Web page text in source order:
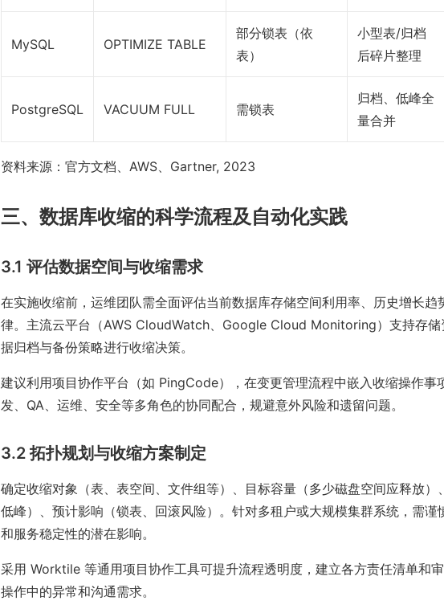
MySQL OPTIMIZE TABLE
部分锁表（依
表）
小型表/归档
后碎片整理
PostgreSQL VACUUM FULL 需锁表
归档、低峰全
量合并
资料来源：官方文档、AWS、Gartner, 2023
三、数据库收缩的科学流程及自动化实践
3.1 评估数据空间与收缩需求
在实施收缩前，运维团队需全面评估当前数据库存储空间利用率、历史增长趋
律。主流云平台（AWS CloudWatch、Google Cloud Monitoring）支持存储
据归档与备份策略进行收缩决策。
建议利用项目协作平台（如 PingCode），在变更管理流程中嵌入收缩操作事
发、QA、运维、安全等多角色的协同配合，规避意外风险和遗留问题。
3.2 拓扑规划与收缩方案制定
确定收缩对象（表、表空间、文件组等）、目标容量（多少磁盘空间应释放）
低峰）、预计影响（锁表、回滚风险）。针对多租户或大规模集群系统，需谨
和服务稳定性的潜在影响。
采用 Worktile 等通用项目协作工具可提升流程透明度，建立各方责任清单和
操作中的异常和沟通需求。